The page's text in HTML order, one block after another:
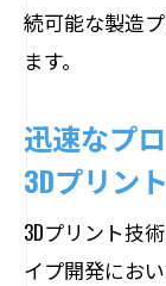
続可能な製造
ます。
迅速なプ
3Dプリント
3Dプリント技
イプ開発にお